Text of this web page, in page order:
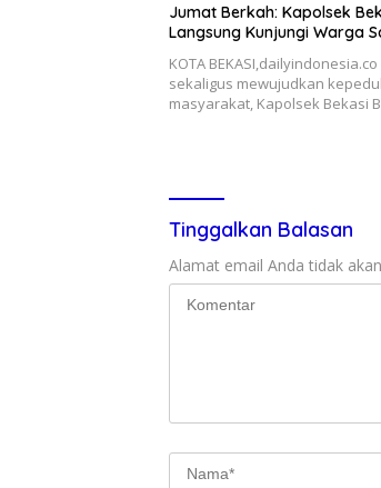
Jumat Berkah: Kapolsek
Langsung Kunjungi Warga
KOTA
sekaligus mewujudkan
masyarakat, Kapolsek Bekasi
Tinggalkan Balasan
Alamat email Anda tidak